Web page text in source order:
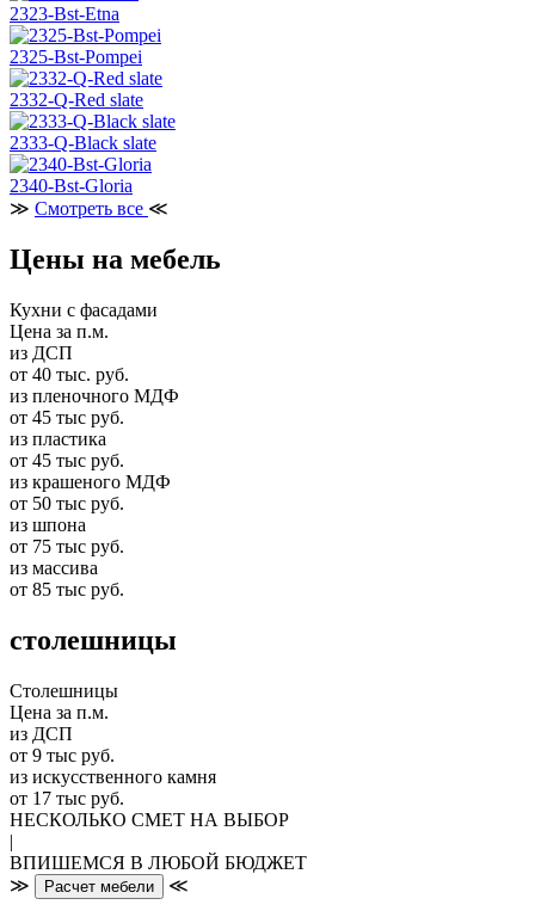
2323-Bst-Etna
2325-Bst-Pompei
2332-Q-Red slate
2333-Q-Black slate
2340-Bst-Gloria
≫ Смотреть все ≪
Цены на мебель
Кухни с фасадами
Цена за п.м.
из ДСП
от 40 тыс. руб.
из пленочного МДФ
от 45 тыс руб.
из пластика
от 45 тыс руб.
из крашеного МДФ
от 50 тыс руб.
из шпона
от 75 тыс руб.
из массива
от 85 тыс руб.
столешницы
Столешницы
Цена за п.м.
из ДСП
от 9 тыс руб.
из искусственного камня
от 17 тыс руб.
НЕСКОЛЬКО СМЕТ НА ВЫБОР
|
ВПИШЕМСЯ В ЛЮБОЙ БЮДЖЕТ
≫
Расчет мебели ≪